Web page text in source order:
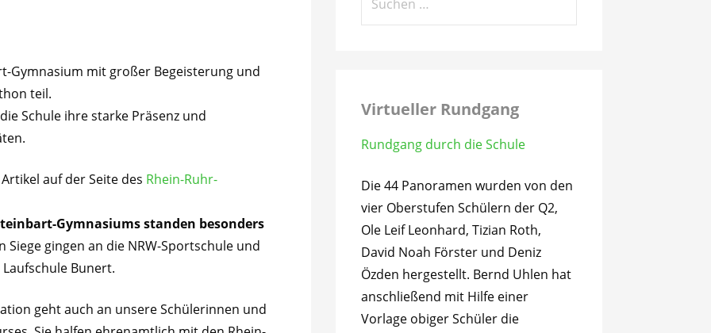
Gymnasium mit großer Begeisterung und
teil.
Schule ihre starke Präsenz und
auf der Seite des Rhein-Ruhr-
Gymnasiums standen besonders
Siege gingen an die NRW-Sportschule und
Bunert.
geht auch an unsere Schülerinnen und
Virtueller Rundgang
Rundgang durch die Schule
Die 44 Panoramen wurden von den
vier Oberstufen Schülern der Q2,
Ole Leif Leonhard, Tizian Roth,
David Noah Förster und Deniz
Özden hergestellt. Bernd Uhlen hat
anschließend mit Hilfe einer
Vorlage obiger Schüler die